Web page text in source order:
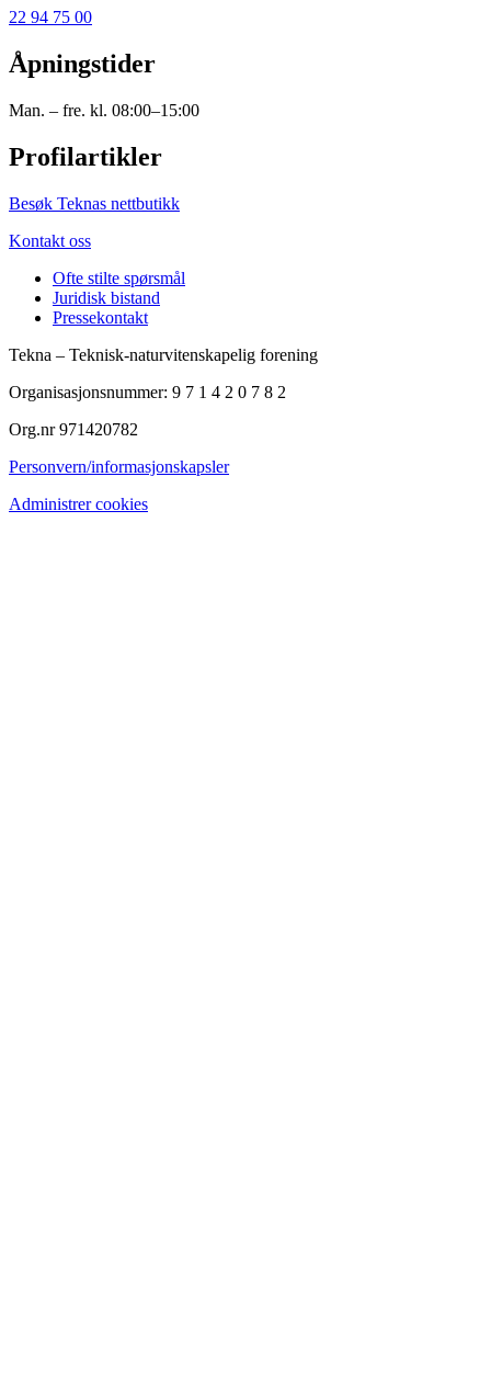
22 94 75 00
Åpningstider
Man. – fre. kl. 08:00–15:00
Profilartikler
Besøk Teknas nettbutikk
Kontakt oss
Ofte stilte spørsmål
Juridisk bistand
Pressekontakt
Tekna – Teknisk-naturvitenskapelig forening
Organisasjonsnummer: 9 7 1 4 2 0 7 8 2
Org.nr 971420782
Personvern/informasjonskapsler
Administrer cookies